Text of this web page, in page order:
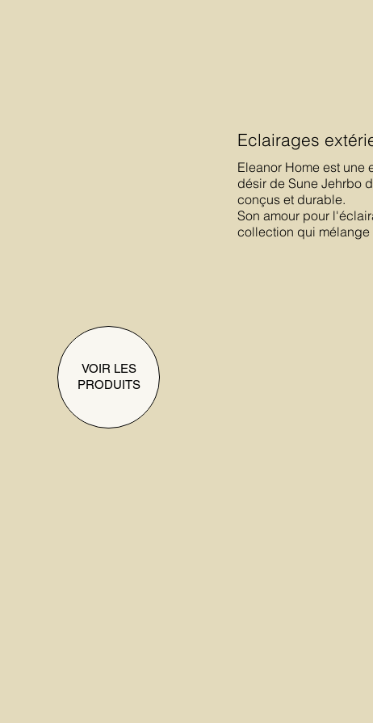
Eclairages
Eleanor Home est une
désir de Sune Jehrbo
conçus et durable.
Son amour pour
collection qui
VOIR LES
PRODUITS